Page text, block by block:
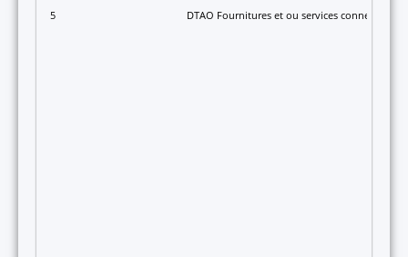
5 DTAO Fournitures et ou services connexes